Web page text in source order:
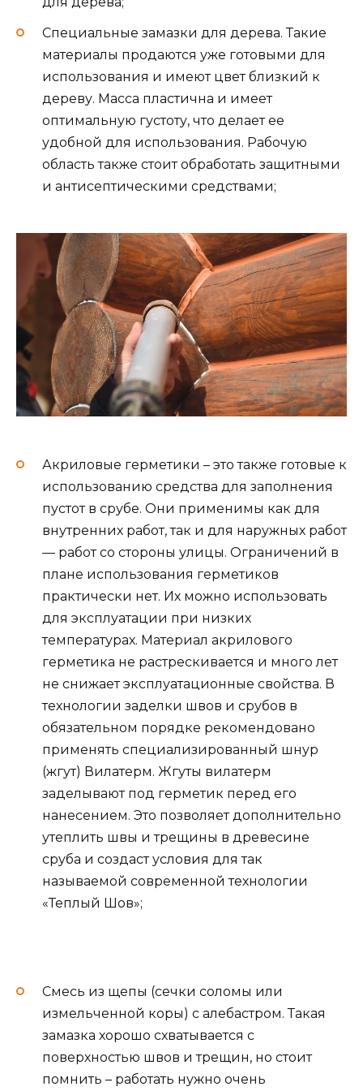
Специальные замазки для дерева. Такие
материалы продаются уже готовыми для
использования и имеют цвет близкий к
дереву. Масса пластична и имеет
оптимальную густоту, что делает ее
удобной для использования. Рабочую
область также стоит обработать защитными
и антисептическими средствами;
Акриловые герметики – это также готовые к
использованию средства для заполнения
пустот в срубе. Они применимы как для
внутренних работ, так и для наружных работ
— работ со стороны улицы. Ограничений в
плане использования герметиков
практически нет. Их можно использовать
для эксплуатации при низких
температурах. Материал акрилового
герметика не растрескивается и много лет
не снижает эксплуатационные свойства. В
технологии заделки швов и срубов в
обязательном порядке рекомендовано
применять специализированный шнур
(жгут) Вилатерм. Жгуты вилатерм
заделывают под герметик перед его
нанесением. Это позволяет дополнительно
утеплить швы и трещины в древесине
сруба и создаст условия для так
называемой современной технологии
«Теплый Шов»;
Смесь из щепы (сечки соломы или
измельченной коры) с алебастром. Такая
замазка хорошо схватывается с
поверхностью швов и трещин, но стоит
помнить – работать нужно очень